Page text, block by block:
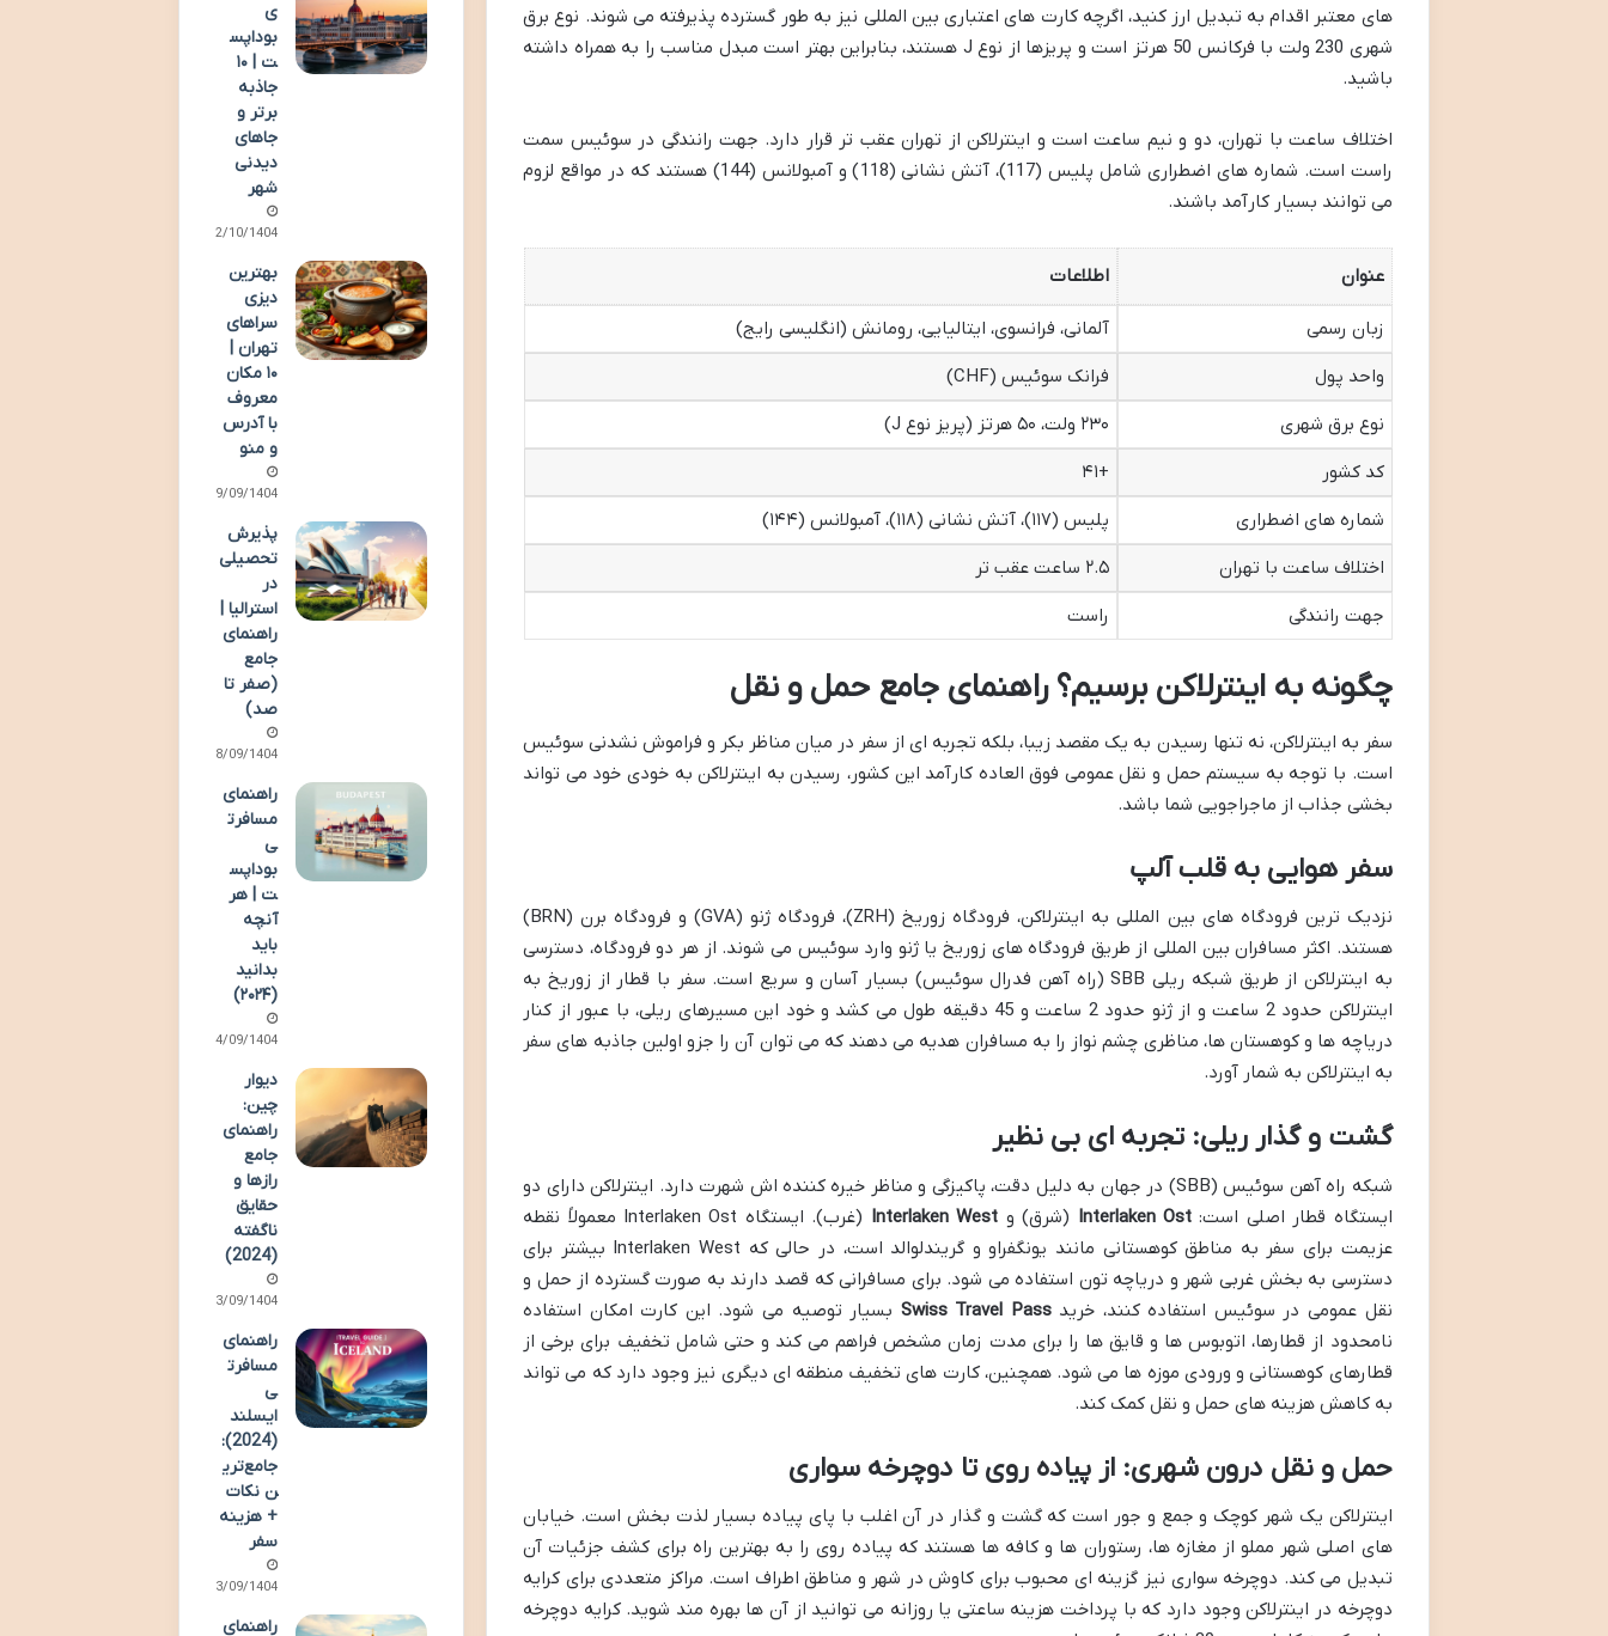
های معتبر اقدام به تبدیل ارز کنید، اگرچه کارت های اعتباری بین المللی نیز به طور گسترده پذیرفته می شوند. نوع برق
شهری 230 ولت با فرکانس 50 هرتز است و پریزها از نوع J هستند، بنابراین بهتر است مبدل مناسب را به همراه داشته
باشید.
اختلاف ساعت با تهران، دو و نیم ساعت است و اینترلاکن از تهران عقب تر قرار دارد. جهت رانندگی در سوئیس سمت
راست است. شماره های اضطراری شامل پلیس (117)، آتش نشانی (118) و آمبولانس (144) هستند که در مواقع لزوم
می توانند بسیار کارآمد باشند.
عنوان اطلاعات
زبان رسمی
آلمانی، فرانسوی، ایتالیایی، رومانش (انگلیسی رایج)
واحد پول
فرانک سوئیس (CHF)
نوع برق شهری
۲۳۰ ولت، ۵۰ هرتز (پریز نوع J)
کد کشور
+۴۱
شماره های اضطراری
پلیس (۱۱۷)، آتش نشانی (۱۱۸)، آمبولانس (۱۴۴)
اختلاف ساعت با تهران
۲.۵ ساعت عقب تر
جهت رانندگی
راست
چگونه به اینترلاکن برسیم؟ راهنمای جامع حمل و نقل
سفر به اینترلاکن، نه تنها رسیدن به یک مقصد زیبا، بلکه تجربه ای از سفر در میان مناظر بکر و فراموش نشدنی سوئیس
است. با توجه به سیستم حمل و نقل عمومی فوق العاده کارآمد این کشور، رسیدن به اینترلاکن به خودی خود می تواند
بخشی جذاب از ماجراجویی شما باشد.
سفر هوایی به قلب آلپ
نزدیک ترین فرودگاه های بین المللی به اینترلاکن، فرودگاه زوریخ (ZRH)، فرودگاه ژنو (GVA) و فرودگاه برن (BRN)
هستند. اکثر مسافران بین المللی از طریق فرودگاه های زوریخ یا ژنو وارد سوئیس می شوند. از هر دو فرودگاه، دسترسی
به اینترلاکن از طریق شبکه ریلی SBB (راه آهن فدرال سوئیس) بسیار آسان و سریع است. سفر با قطار از زوریخ به
اینترلاکن حدود 2 ساعت و از ژنو حدود 2 ساعت و 45 دقیقه طول می کشد و خود این مسیرهای ریلی، با عبور از کنار
دریاچه ها و کوهستان ها، مناظری چشم نواز را به مسافران هدیه می دهند که می توان آن را جزو اولین جاذبه های سفر
به اینترلاکن به شمار آورد.
گشت و گذار ریلی: تجربه ای بی نظیر
شبکه راه آهن سوئیس (SBB) در جهان به دلیل دقت، پاکیزگی و مناظر خیره کننده اش شهرت دارد. اینترلاکن دارای دو
ایستگاه قطار اصلی است:Interlaken Ost (شرق) و Interlaken West
(غرب). ایستگاه Interlaken Ost معمولاً نقطه
عزیمت برای سفر به مناطق کوهستانی مانند یونگفراو و گریندلوالد است، در حالی که Interlaken West بیشتر برای
دسترسی به بخش غربی شهر و دریاچه تون استفاده می شود. برای مسافرانی که قصد دارند به صورت گسترده از حمل و
نقل عمومی در سوئیس استفاده کنند، خریدSwiss Travel Pass بسیار توصیه می شود. این کارت امکان استفاده
نامحدود از قطارها، اتوبوس ها و قایق ها را برای مدت زمان مشخص فراهم می کند و حتی شامل تخفیف برای برخی از
قطارهای کوهستانی و ورودی موزه ها می شود. همچنین، کارت های تخفیف منطقه ای دیگری نیز وجود دارد که می تواند
به کاهش هزینه های حمل و نقل کمک کند.
حمل و نقل درون شهری: از پیاده روی تا دوچرخه سواری
اینترلاکن یک شهر کوچک و جمع و جور است که گشت و گذار در آن اغلب با پای پیاده بسیار لذت بخش است. خیابان
های اصلی شهر مملو از مغازه ها، رستوران ها و کافه ها هستند که پیاده روی را به بهترین راه برای کشف جزئیات آن
تبدیل می کند. دوچرخه سواری نیز گزینه ای محبوب برای کاوش در شهر و مناطق اطراف است. مراکز متعددی برای کرایه
دوچرخه در اینترلاکن وجود دارد که با پرداخت هزینه ساعتی یا روزانه می توانید از آن ها بهره مند شوید. کرایه دوچرخه
ی
بوداپس
ت | ۱۰
جاذبه
برتر و
جاهای
دیدنی
شهر
02/10/1404
بهترین
دیزی
سراهای
تهران |
۱۰ مکان
معروف
با آدرس
و منو
29/09/1404
پذیرش
تحصیلی
در
استرالیا |
راهنمای
جامع
(صفر تا
صد)
28/09/1404
راهنمای
مسافرت
ی
بوداپس
ت | هر
آنچه
باید
بدانید
(۲۰۲۴)
14/09/1404
دیوار
چین:
راهنمای
جامع
رازها و
حقایق
ناگفته
(2024)
13/09/1404
راهنمای
مسافرت
ی
ایسلند
(2024):
جامع‌تری
ن نکات
+ هزینه
سفر
13/09/1404
راهنمای